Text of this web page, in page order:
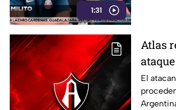
1:31
Atlas
nuevo
El